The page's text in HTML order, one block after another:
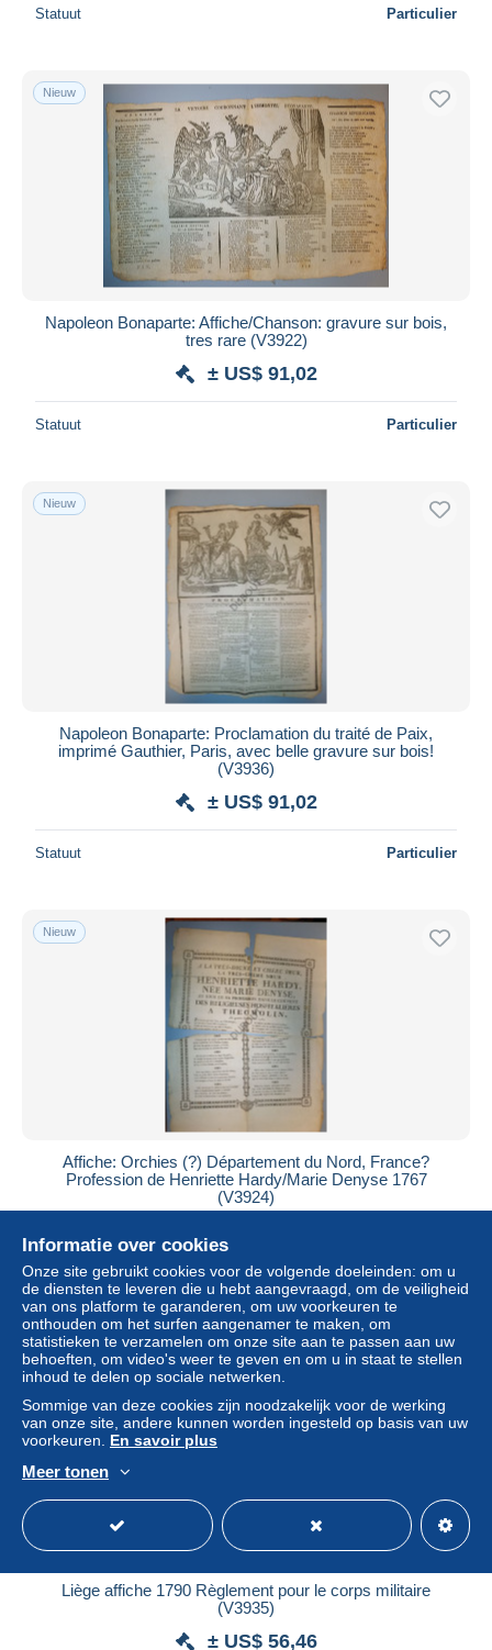
Statuut Particulier
Nieuw
Napoleon Bonaparte: Affiche/Chanson: gravure sur bois,
tres rare (V3922)
± US$ 91,02
Statuut Particulier
Nieuw
Napoleon Bonaparte: Proclamation du traité de Paix,
imprimé Gauthier, Paris, avec belle gravure sur bois!
(V3936)
± US$ 91,02
Statuut Particulier
Nieuw
Affiche: Orchies (?) Département du Nord, France?
Profession de Henriette Hardy/Marie Denyse 1767
(V3924)
Statuut Particulier
Nieuw
Liège affiche 1790 Règlement pour le corps militaire
(V3935)
± US$ 56,46
Informatie over cookies
Onze site gebruikt cookies voor de volgende doeleinden: om u
de diensten te leveren die u hebt aangevraagd, om de veiligheid
van ons platform te garanderen, om uw voorkeuren te
onthouden om het surfen aangenamer te maken, om
statistieken te verzamelen om onze site aan te passen aan uw
behoeften, om video's weer te geven en om u in staat te stellen
inhoud te delen op sociale netwerken.
Sommige van deze cookies zijn noodzakelijk voor de werking
van onze site, andere kunnen worden ingesteld op basis van uw
voorkeuren. En savoir plus
Meer tonen